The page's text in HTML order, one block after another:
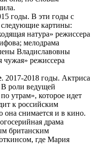
годы. В эти годы с
картины:
натура» режиссера
мелодрама
Владиславовны
чужая» режиссера
. 2017-2018 годы. Актриса
В роли ведущей
утрам», которое идет
к российским
она снимается и в кино.
драма
британским
где Мария